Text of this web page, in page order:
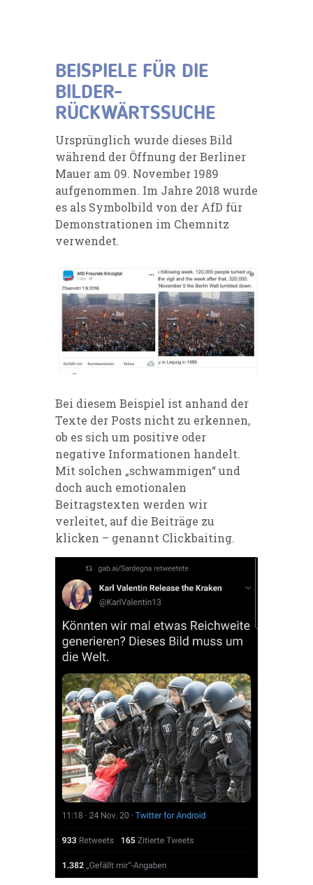
BEISPIELE FÜR DIE
BILDER-
RÜCKWÄRTSSUCHE
Ursprünglich wurde dieses Bild
während der Öffnung der Berliner
Mauer am 09. November 1989
aufgenommen. Im Jahre 2018 wurde
es als Symbolbild von der AfD für
Demonstrationen im Chemnitz
verwendet.
Bei diesem Beispiel ist anhand der
Texte der Posts nicht zu erkennen,
ob es sich um positive oder
negative Informationen handelt.
Mit solchen „schwammigen“ und
doch auch emotionalen
Beitragstexten werden wir
verleitet, auf die Beiträge zu
klicken – genannt Clickbaiting.